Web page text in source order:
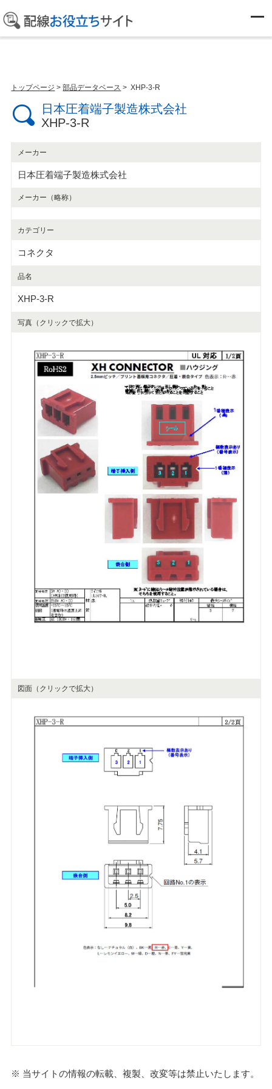
部品データベース
トップページ >部品データベース > XHP-3-R
日本圧着端子製造株式会社
XHP-3-R
メーカー
日本圧着端子製造株式会社
メーカー（略称）
カテゴリー
コネクタ
品名
XHP-3-R
写真（クリックで拡大）
図面（クリックで拡大）
※ 当サイトの情報の転載、複製、改変等は禁止いたします。